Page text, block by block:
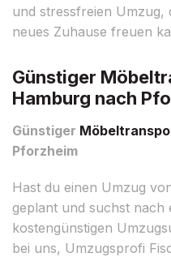
und stressfreien Umzug,
neues Zuhause freuen
Günstiger
Hamburg nach
Günstiger
Pforzheim
Hast du einen Umzug
geplant und suchst nach
kostengünstigen
bei uns, Umzugsprofi